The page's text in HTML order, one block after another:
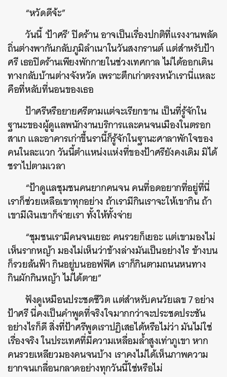
“หวัดดีจ้ะ”
วันนี้ ‘ป้าศรี’ ปิดร้าน อาจเป็นเรื่องปกติที่แรงงานพลัด
ถิ่นต่างพากันกลับภูมิลำเนาในวันสงกรานต์ แต่สำหรับป้า
ศรี เธอปิดร้านเพียงพักกายในช่วงเทศกาล ไม่ได้ออกเดิน
ทางกลับบ้านต่างจังหวัด เพราะตึกเก่าตรงหน้าเรานี่แหละ
คือที่หลับที่นอนของเธอ
ป้าศรีหรือยายศรีตามแต่จะเรียกขาน เป็นที่รู้จักใน
ฐานะของผู้ดูแลพนักงานบริการและคนจนเมืองในตรอก
สาเก และอาคารเก่าขึ้นรานี้ก็รู้จักในฐานะศาลาพักใจของ
คนในละแวก วันนี้ตำแหน่งแห่งที่ของป้าศรียังคงเดิม มิได้
ชราไปตามเวลา
“ป้าดูแลชุมชนคนยากคนจน คนที่อดอยากที่อยู่ที่นี่
เราก็ช่วยเหลือเขาทุกอย่าง ถ้าเรามีกินเราจะให้เขากิน ถ้า
เขามีเงินเขาก็จ่ายเรา ทั้งให้ทั้งจ่าย
“ชุมชนเรามีคนจนเยอะ คนรวยก็เยอะ แต่เขามองไม่
เห็นรากหญ้า มองไม่เห็นว่าข้างล่างมันเป็นอย่างไร ข้างบน
ก็รวยล้นฟ้า กินอยู่บนออฟฟิศ เราก็กินตามถนนหนทาง
กินผักกินหญ้า ไม่ได้ตาย”
ฟังดูเหมือนประชดชีวิต แต่สำหรับคนวัยเลข 7 อย่าง
ป้าศรี นี่คงเป็นคำพูดที่จริงใจมากกว่าจะประชดประชัน
อย่างไรก็ดี สิ่งที่ป้าศรีพูดเราปฏิเสธได้หรือไม่ว่า มันไม่ใช่
เรื่องจริง ในประเทศที่มีความเหลื่อมล้ำสูงเท่าภูเขา หาก
คนรวยเหลียวมองคนจนบ้าง เราคงไม่ได้เห็นภาพความ
ยากจนเกลื่อนกลาดอย่างทุกวันนี้ใช่หรือไม่